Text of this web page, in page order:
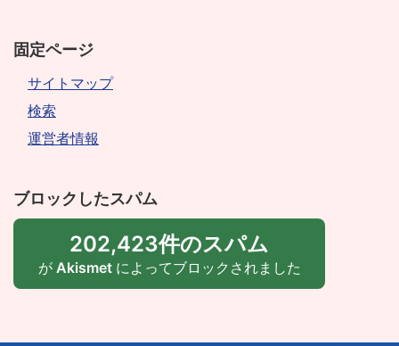
固定ページ
サイトマップ
検索
運営者情報
ブロックしたスパム
202,423件のスパム
が Akismetによってブロックされました